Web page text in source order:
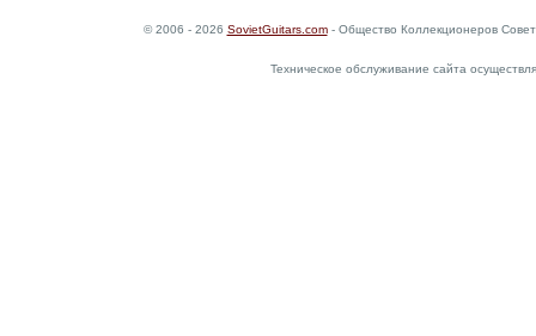
© 2006 - 2026 SovietGuitars.com- Общество Коллекционеров
Техническое обслуживание сайта